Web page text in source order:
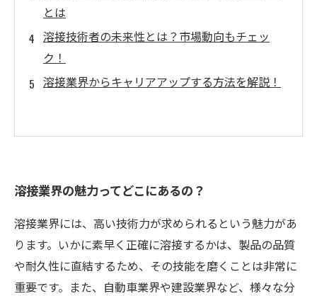
とは
溶接技術者の未来性とは？市場動向もチェッ
ク！
溶接業界からキャリアアップする方法を解説！
溶接業界の魅力ってどこにあるの？
溶接業界には、高い技術力が求められるという魅力があ
ります。いかに素早く正確に溶接するかは、製品の品質
や耐久性に直結するため、その技能を磨くことは非常に
重要です。また、自動車業界や建設業界など、様々な分